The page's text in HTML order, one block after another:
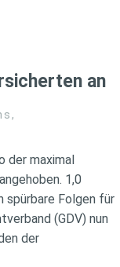
an
,
der maximal
1,0
spürbare Folgen für
(GDV) nun
der